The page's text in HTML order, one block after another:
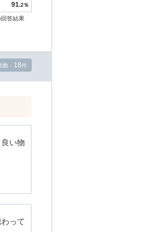
91.2％
答結果
数： 18件
い物
って